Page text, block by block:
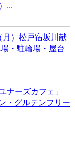
...
月）松戸宿坂川献
・駐輪場・屋台
ナーズカフェ」
・グルテンフリー